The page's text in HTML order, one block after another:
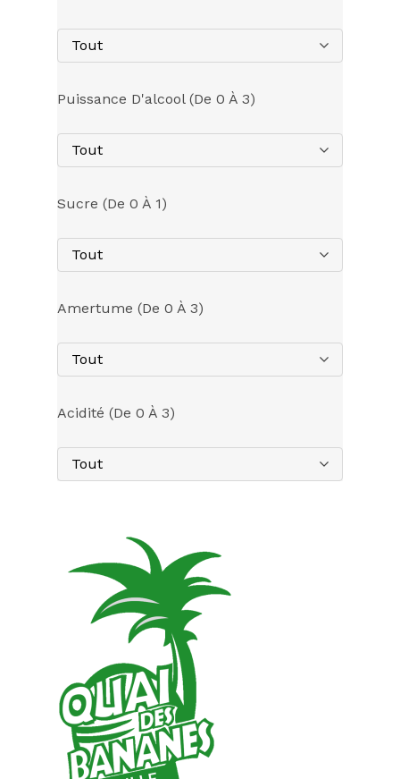
Tout
Puissance D'alcool (de 0 À 3)
Tout
Sucre (de 0 À 1)
Tout
Amertume (de 0 À 3)
Tout
Acidité (de 0 À 3)
Tout